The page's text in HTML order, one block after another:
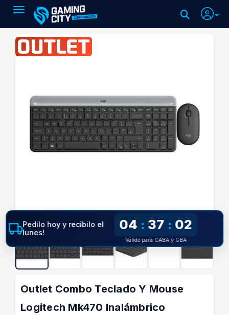
Toggle navigation
Outlet Combo Teclado Y Mouse
Logitech Mk470 Inalámbrico
Pedilo hoy y recibilo el
lunes!
04 : 37 : 01
Válido para CABA y GBA